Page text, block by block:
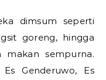
dimsum seperti
goreng, hingga
sempurna.
Genderuwo, Es